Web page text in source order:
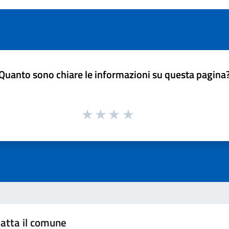
sono chiare le informazioni su questa
il comune